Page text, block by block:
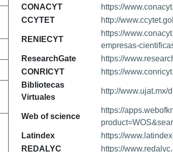
CONACYT
https://
CCYTET
http://
RENIECYT
https://
empresas-
ResearchGate
https://
CONRICYT
https://
Bibliotecas
Virtuales
http://www.ujat.mx/
Web of science
https://
Latindex
https://
REDALYC
https://